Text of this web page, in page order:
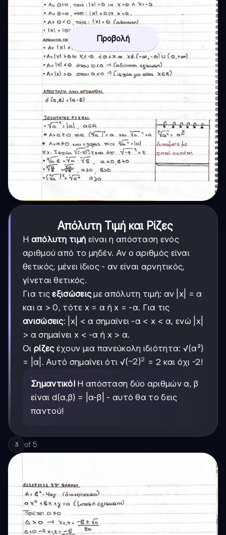
Προβολή
Απόλυτη Τιμή και Ρίζες
Η απόλυτη τιμή είναι η απόσταση ενός
αριθμού από το μηδέν. Αν ο αριθμός είναι
θετικός, μένει ίδιος - αν είναι αρνητικός,
γίνεται θετικός.
Για τιςεξισώσειςμε απόλυτη τιμή: αν |x| = α
και α > 0, τότε x = α ή x = -α. Για τις
ανισώσεις: |x| < α σημαίνει -α < x < α, ενώ |x|
> α σημαίνει x < -α ή x > α.
Οι ρίζεςέχουν μια πανεύκολη ιδιότητα: √(α²)
= |α|. Αυτό σημαίνει ότι √(-2)²
(−2)2 = 2 και όχι -2!
Σημαντικό! Η απόσταση δύο αριθμών α, β
είναι d(α,β) = |α-β| - αυτό θα το δεις
παντού!
3 of 5